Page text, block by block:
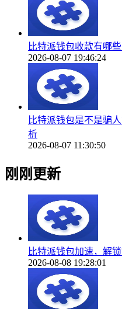
比特派钱包收款有哪
2026-08-07 19:46:24
比特派钱包是不是骗
析
2026-08-07 11:30:50
刚刚更新
比特派钱包加速，解
2026-08-08 19:28:01